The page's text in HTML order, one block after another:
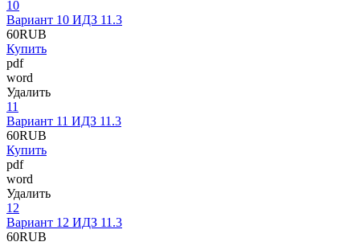
10
Вариант 10 ИДЗ 11.3
60RUB
Купить
pdf
word
Удалить
11
Вариант 11 ИДЗ 11.3
60RUB
Купить
pdf
word
Удалить
12
Вариант 12 ИДЗ 11.3
60RUB